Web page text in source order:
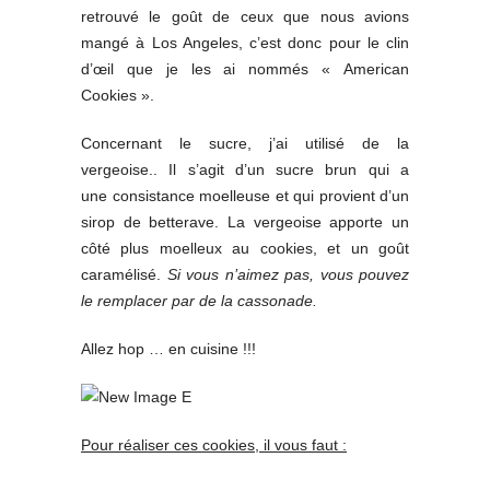
retrouvé le goût de ceux que nous avions
mangé à Los Angeles, c’est donc pour le clin
d’œil que je les ai nommés « American
Cookies ».
Concernant le sucre, j’ai utilisé de la
vergeoise.. Il s’agit d’un sucre brun qui a
une consistance moelleuse et qui provient d’un
sirop de betterave. La vergeoise apporte un
côté plus moelleux au cookies, et un goût
caramélisé. Si vous n’aimez pas, vous pouvez
le remplacer par de la cassonade.
Allez hop … en cuisine !!!
Pour réaliser ces cookies, il vous faut :